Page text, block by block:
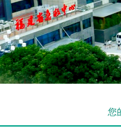
您